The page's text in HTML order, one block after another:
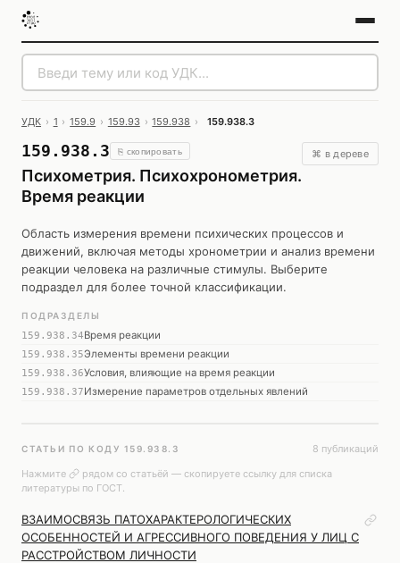
УДК › 1 › 159.9 › 159.93 › 159.938 › 159.938.3
159.938.3 ⎘ скопировать
Психометрия. Психохронометрия.
Время реакции
⌘ в дереве
Область измерения времени психических процессов и
движений, включая методы хронометрии и анализ времени
реакции человека на различные стимулы. Выберите
подраздел для более точной классификации.
ПОДРАЗДЕЛЫ
159.938.34Время реакции
159.938.35Элементы времени реакции
159.938.36Условия, влияющие на время реакции
159.938.37Измерение параметров отдельных явлений
СТАТЬИ ПО КОДУ 159.938.3
8 публикаций
Нажмите
рядом со статьёй — скопируете ссылку для списка
литературы по ГОСТ.
ВЗАИМОСВЯЗЬ ПАТОХАРАКТЕРОЛОГИЧЕСКИХ
ОСОБЕННОСТЕЙ И АГРЕССИВНОГО ПОВЕДЕНИЯ У ЛИЦ С
РАССТРОЙСТВОМ ЛИЧНОСТИ